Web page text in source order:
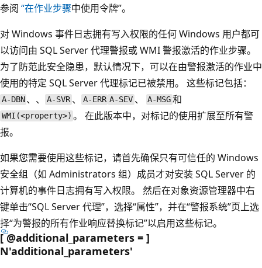
参阅 “在作业步骤中使用令牌”。
对 Windows 事件日志拥有写入权限的任何 Windows 用户都可
以访问由 SQL Server 代理警报或 WMI 警报激活的作业步骤。
为了防范此安全隐患，默认情况下，可以在由警报激活的作业中
使用的特定 SQL Server 代理标记已被禁用。 这些标记包括：
A-DBN 、、A-SVR、 A-ERR A-SEV、 A-MSG和
WMI(<property>) 。 在此版本中，对标记的使用扩展至所有警
报。
如果您需要使用这些标记，请首先确保只有可信任的 Windows
安全组（如 Administrators 组）成员才对安装 SQL Server 的
计算机的事件日志拥有写入权限。 然后在对象资源管理器中右
键单击“SQL Server 代理”，选择“属性”，并在“警报系统”页上选
择“为警报的所有作业响应替换标记”以启用这些标记。
[ @additional_parameters = ]
N'additional_parameters'